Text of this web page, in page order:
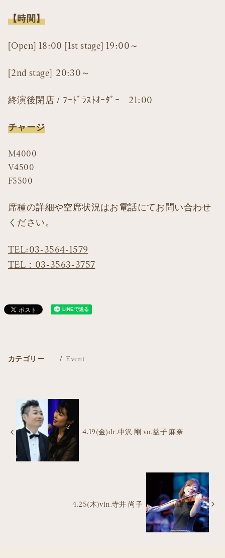
【時間】
[Open] 18:00 [1st stage] 19:00～
[2nd stage] 20:30～
終演後閉店 / ﾌｰﾄﾞﾗｽﾄｵｰﾀﾞｰ 21:00
チャージ
M4000
V4500
F5500
席種の詳細や空席状況はお電話にてお問い合わせ
ください。
TEL:03-3564-1579
TEL：03-3563-3757
カテゴリー Event
4.19(金)dr.中沢 剛 vo.益子 麻奈
4.25(木)vln.寺井 尚子